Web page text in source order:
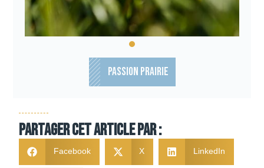
PASSION PRAIRIE
Partager cet article par :
Facebook X LinkedIn